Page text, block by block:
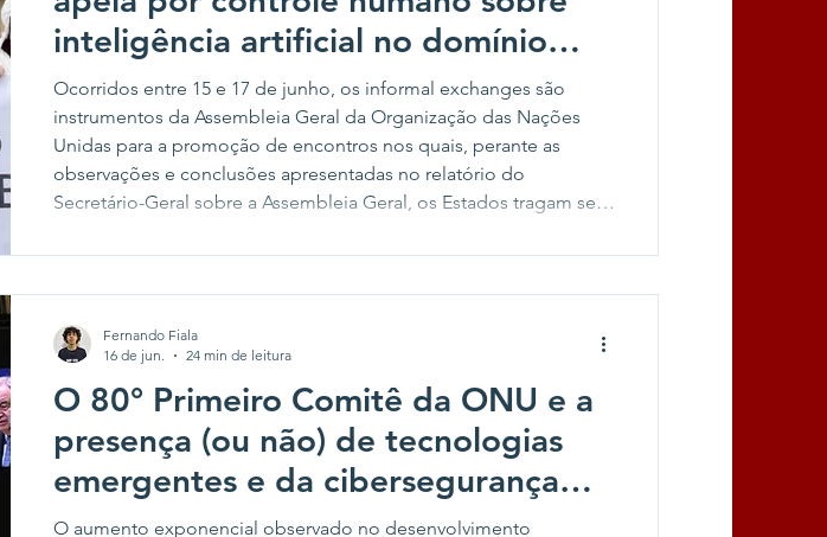
inteligência artificial no domínio
militar durante intercâmbios
informais da ONU
Ocorridos entre 15 e 17 de junho, os informal exchanges são
instrumentos da Assembleia Geral da Organização das Nações
Unidas para a promoção de encontros nos quais, perante as
observações e conclusões apresentadas no relatório do
Secretário-Geral sobre a Assembleia Geral, os Estados tragam seus
período, sobre o tema de Inteligência Artificial (IA) e a
O 80° Primeiro Comitê da ONU e a
presença (ou não) de tecnologias
emergentes e da cibersegurança
nas Declarações Oficiais
O aumento exponencial observado no desenvolvimento
Fernando Fiala
16 de jun.
24 min de leitura